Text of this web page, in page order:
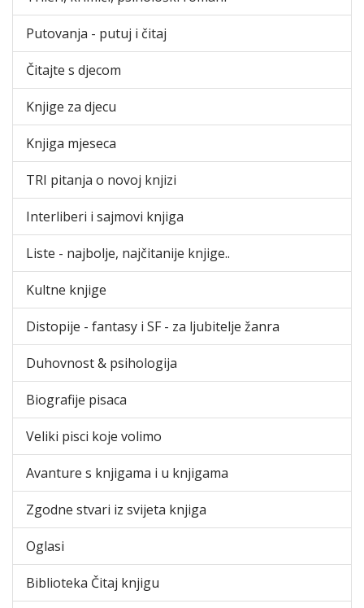
Putovanja - putuj i čitaj
Čitajte s djecom
Knjige za djecu
Knjiga mjeseca
TRI pitanja o novoj knjizi
Interliberi i sajmovi knjiga
Liste - najbolje, najčitanije knjige..
Kultne knjige
Distopije - fantasy i SF - za ljubitelje žanra
Duhovnost & psihologija
Biografije pisaca
Veliki pisci koje volimo
Avanture s knjigama i u knjigama
Zgodne stvari iz svijeta knjiga
Oglasi
Biblioteka Čitaj knjigu